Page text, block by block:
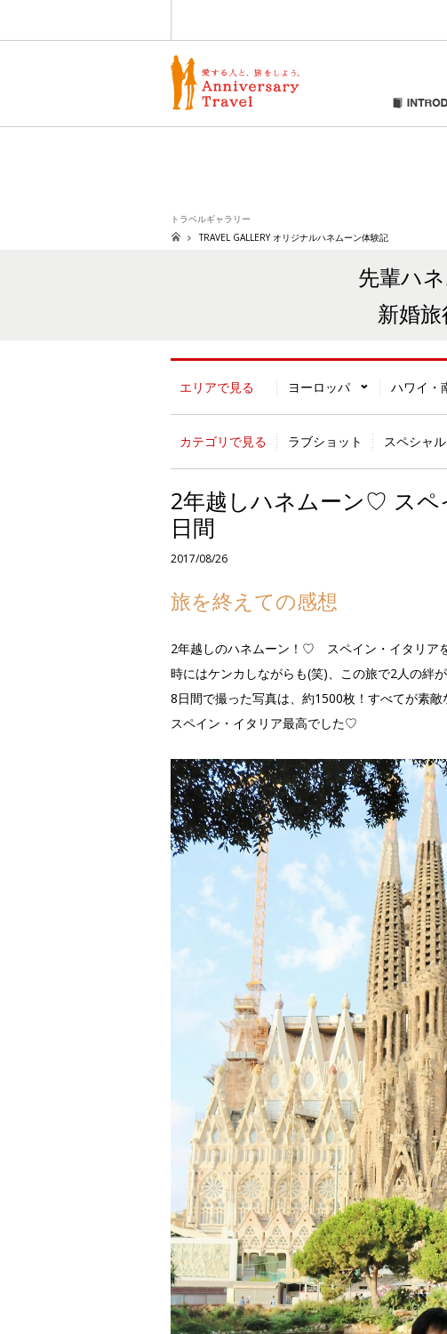
トラベルギャラリー
TRAVEL GALLERY オリジナルハネムーン体験記
先輩ハ
新婚
エリアで見る ヨーロッパ ハワイ・
カテゴリで見る ラブショット スペシャ
2年越しハネムーン♡ スペ
日間
2017/08/26
旅を終えての感想
2年越しのハネムーン！♡ スペイン・イタリア
時にはケンカしながらも(笑)、この旅で2人の絆が
8日間で撮った写真は、約1500枚！すべてが素敵
スペイン・イタリア最高でした♡